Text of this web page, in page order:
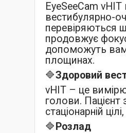
EyeSeeCam
вестибулярно-
перевіряються
продовжує
допоможуть вам
площинах.
🔷Здоровий
vHIT – це
голови.
стаціонарній
🔷 Розлад